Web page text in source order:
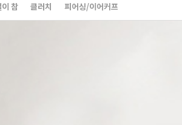
참 클러치 피어싱/이어커프